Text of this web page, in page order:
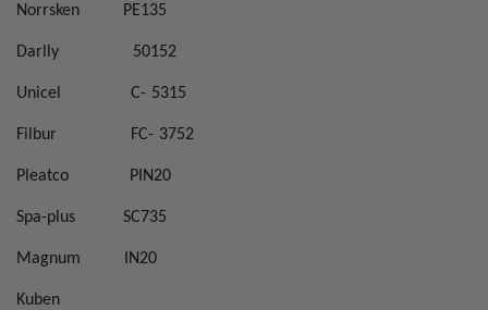
Norrsken PE135
Darlly 50152
Unicel C- 5315
Filbur FC- 3752
Pleatco PIN20
Spa-plus SC735
Magnum IN20
Kuben